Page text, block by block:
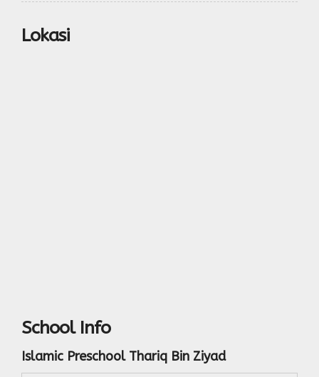
Lokasi
School Info
Islamic Preschool Thariq Bin Ziyad